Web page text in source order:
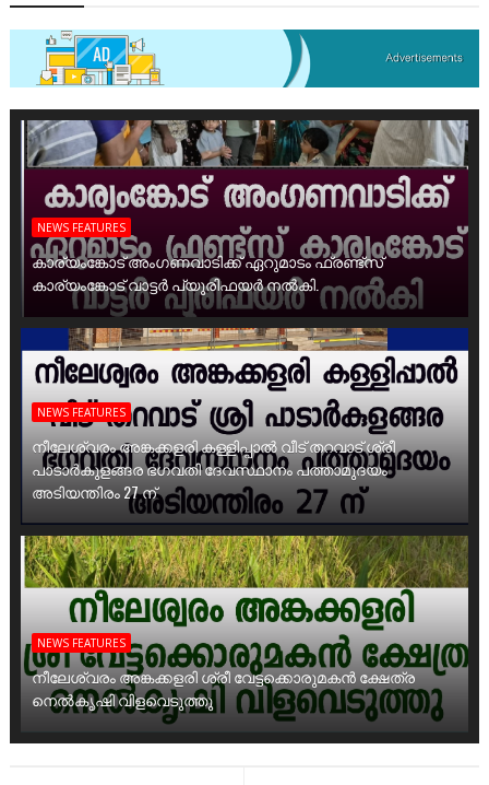
NEWS FEATURES
കാര്യംങ്കോട് അംഗണവാടിക്ക് ഏറുമാടം ഫ്രണ്ട്സ്
കാര്യംങ്കോട് വാട്ടർ പ്യൂരിഫയർ നൽകി.
NEWS FEATURES
നീലേശ്വരം അങ്കക്കളരി കള്ളിപ്പാൽ വീട് തറവാട് ശ്രീ
പാടാർകുളങ്ങര ഭഗവതി ദേവസ്ഥാനം പത്താമുദയം
അടിയന്തിരം 27 ന്
NEWS FEATURES
നീലേശ്വരം അങ്കക്കളരി ശ്രീ വേട്ടക്കൊരുമകൻ ക്ഷേത്ര
നെൽകൃഷി വിളവെടുത്തു